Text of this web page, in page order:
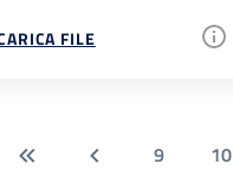
FILE
9 10